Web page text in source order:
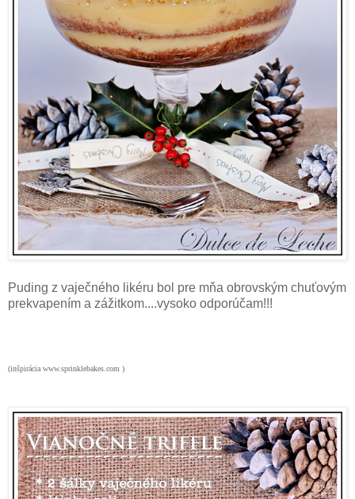
Puding z vaječného likéru bol pre mňa obrovským chuťovým
prekvapením a zážitkom....vysoko odporúčam!!!
(inšpirácia www.sprinklebakes.com )